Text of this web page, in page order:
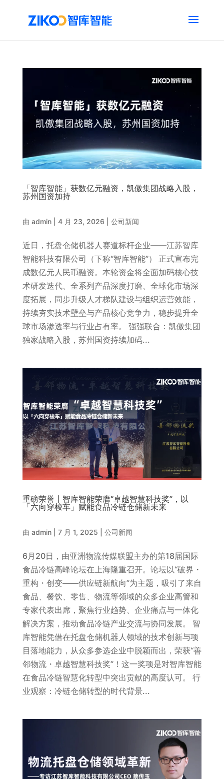
「智库智能」获数亿元融资，凯傲集团战略入股，
苏州国资加持
由 admin| 4 月 23, 2026 公司新闻
近日，托盘仓储机器人赛道标杆企业——江苏智库
智能科技有限公司（下称“智库智能”） 正式宣布完
成数亿元人民币融资。本轮资金将全面加码核心技
术研发迭代、全系列产品深度打磨、全球化市场深
度拓展，同步升级人才梯队建设与组织运营效能，
持续夯实技术壁垒与产品核心竞争力，稳步提升全
球市场渗透率与行业占有率。 强强联合：凯傲集团
独家战略入股，苏州国资持续加码...
重磅荣誉丨智库智能荣膺“卓越智慧科技奖”，以
「六向穿梭车」赋能食品冷链仓储新未来
由 admin| 7 月 1, 2025 公司新闻
6月20日，由亚洲物流传媒联盟主办的第18届国际
食品冷链高峰论坛在上海隆重召开。论坛以“破界・
重构・创变——供应链新航向”为主题，吸引了来自
食品、餐饮、零售、物流等领域的众多企业高管和
专家代表出席，聚焦行业趋势、企业痛点与一体化
解决方案，推动食品冷链产业交流与协同发展。 智
库智能凭借在托盘仓储机器人领域的技术创新与项
目落地能力，从众多参选企业中脱颖而出，荣获“善
邻物流・卓越智慧科技奖”！这一奖项是对智库智能
在食品冷链智慧化转型中突出贡献的高度认可。 行
业观察：冷链仓储转型的时代背景...